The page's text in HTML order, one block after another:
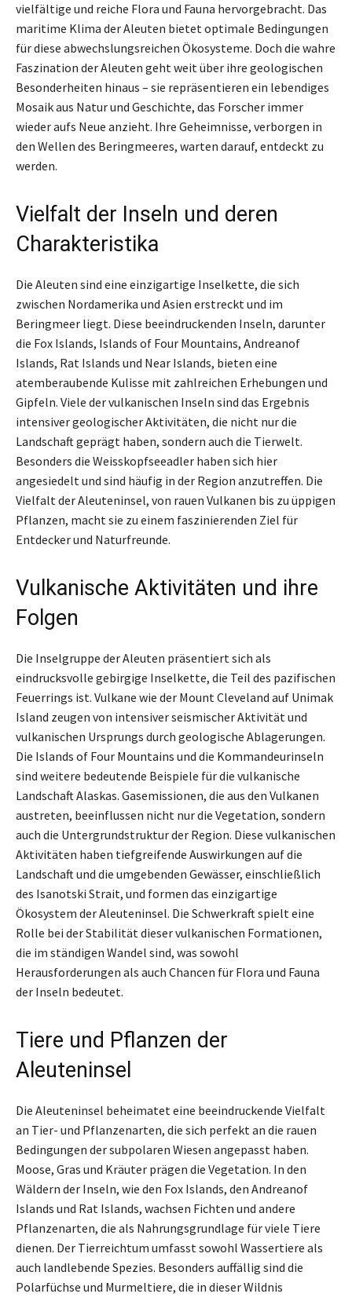
vielfältige und reiche Flora und Fauna hervorgebracht. Das
maritime Klima der Aleuten bietet optimale Bedingungen
für diese abwechslungsreichen Ökosysteme. Doch die wahre
Faszination der Aleuten geht weit über ihre geologischen
Besonderheiten hinaus – sie repräsentieren ein lebendiges
Mosaik aus Natur und Geschichte, das Forscher immer
wieder aufs Neue anzieht. Ihre Geheimnisse, verborgen in
den Wellen des Beringmeeres, warten darauf, entdeckt zu
werden.
Vielfalt der Inseln und deren
Charakteristika
Die Aleuten sind eine einzigartige Inselkette, die sich
zwischen Nordamerika und Asien erstreckt und im
Beringmeer liegt. Diese beeindruckenden Inseln, darunter
die Fox Islands, Islands of Four Mountains, Andreanof
Islands, Rat Islands und Near Islands, bieten eine
atemberaubende Kulisse mit zahlreichen Erhebungen und
Gipfeln. Viele der vulkanischen Inseln sind das Ergebnis
intensiver geologischer Aktivitäten, die nicht nur die
Landschaft geprägt haben, sondern auch die Tierwelt.
Besonders die Weisskopfseeadler haben sich hier
angesiedelt und sind häufig in der Region anzutreffen. Die
Vielfalt der Aleuteninsel, von rauen Vulkanen bis zu üppigen
Pflanzen, macht sie zu einem faszinierenden Ziel für
Entdecker und Naturfreunde.
Vulkanische Aktivitäten und ihre
Folgen
Die Inselgruppe der Aleuten präsentiert sich als
eindrucksvolle gebirgige Inselkette, die Teil des pazifischen
Feuerrings ist. Vulkane wie der Mount Cleveland auf Unimak
Island zeugen von intensiver seismischer Aktivität und
vulkanischen Ursprungs durch geologische Ablagerungen.
Die Islands of Four Mountains und die Kommandeurinseln
sind weitere bedeutende Beispiele für die vulkanische
Landschaft Alaskas. Gasemissionen, die aus den Vulkanen
austreten, beeinflussen nicht nur die Vegetation, sondern
auch die Untergrundstruktur der Region. Diese vulkanischen
Aktivitäten haben tiefgreifende Auswirkungen auf die
Landschaft und die umgebenden Gewässer, einschließlich
des Isanotski Strait, und formen das einzigartige
Ökosystem der Aleuteninsel. Die Schwerkraft spielt eine
Rolle bei der Stabilität dieser vulkanischen Formationen,
die im ständigen Wandel sind, was sowohl
Herausforderungen als auch Chancen für Flora und Fauna
der Inseln bedeutet.
Tiere und Pflanzen der
Aleuteninsel
Die Aleuteninsel beheimatet eine beeindruckende Vielfalt
an Tier- und Pflanzenarten, die sich perfekt an die rauen
Bedingungen der subpolaren Wiesen angepasst haben.
Moose, Gras und Kräuter prägen die Vegetation. In den
Wäldern der Inseln, wie den Fox Islands, den Andreanof
Islands und Rat Islands, wachsen Fichten und andere
Pflanzenarten, die als Nahrungsgrundlage für viele Tiere
dienen. Der Tierreichtum umfasst sowohl Wassertiere als
auch landlebende Spezies. Besonders auffällig sind die
Polarfüchse und Murmeltiere, die in dieser Wildnis